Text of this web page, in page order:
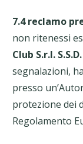
7.4 reclamo
non ritenessi
Club S.r.l. S.S.D.
segnalazioni,
presso
protezione dei
Regolamento